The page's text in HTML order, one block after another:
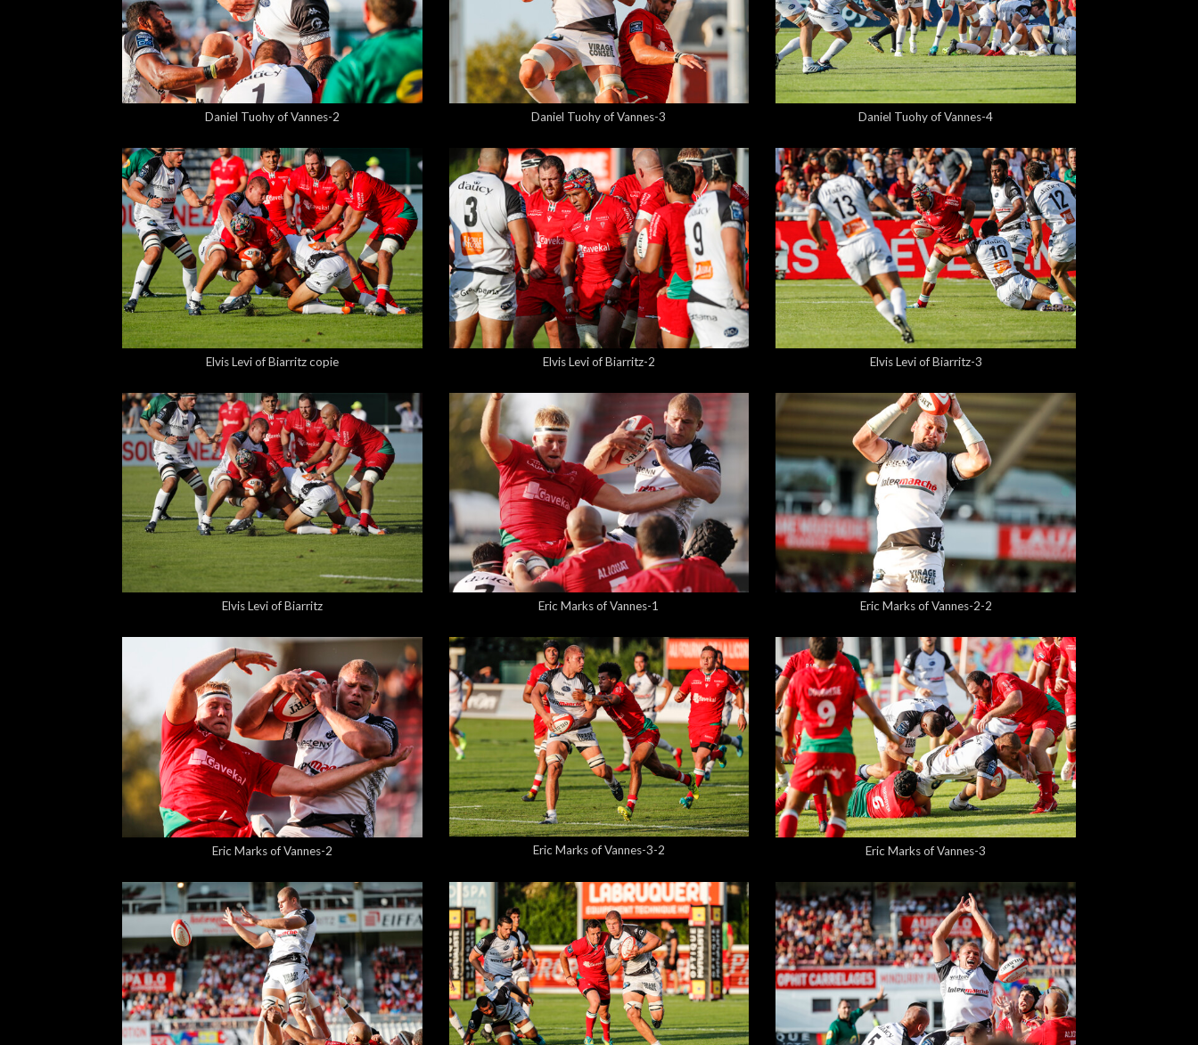
5,00 €
Daniel Tuohy of Vannes-2
5,00 €
Daniel Tuohy of Vannes-3
5,00 €
Daniel Tuohy of Vannes-4
5,00 €
Elvis Levi of Biarritz copie
5,00 €
Elvis Levi of Biarritz-2
5,00 €
Elvis Levi of Biarritz-3
5,00 €
Elvis Levi of Biarritz
5,00 €
Eric Marks of Vannes-1
5,00 €
Eric Marks of Vannes-2-2
5,00 €
Eric Marks of Vannes-2
5,00 €
Eric Marks of Vannes-3-2
5,00 €
Eric Marks of Vannes-3